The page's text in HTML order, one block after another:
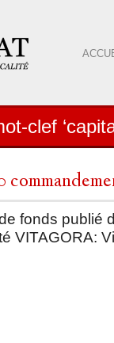
clef
fonds publié
VITAGORA: